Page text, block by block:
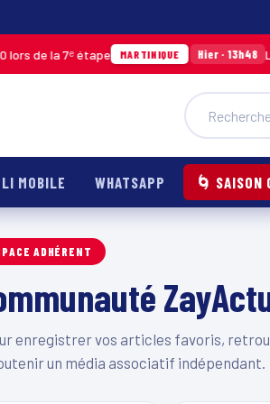
de la 7ᵉ étape MARTINIQUE Hier · 13h48
MOBILE WHATSAPP 🌀 SAISON
ADHÉRENT
enregistrer vos articles favoris,
un média associatif indépendant.